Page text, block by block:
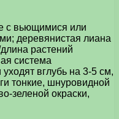
с вьющимися или
деревянистая лиана
растений
система
вглубь на 3-5 см,
тонкие, шнуровидной
зеленой окраски,